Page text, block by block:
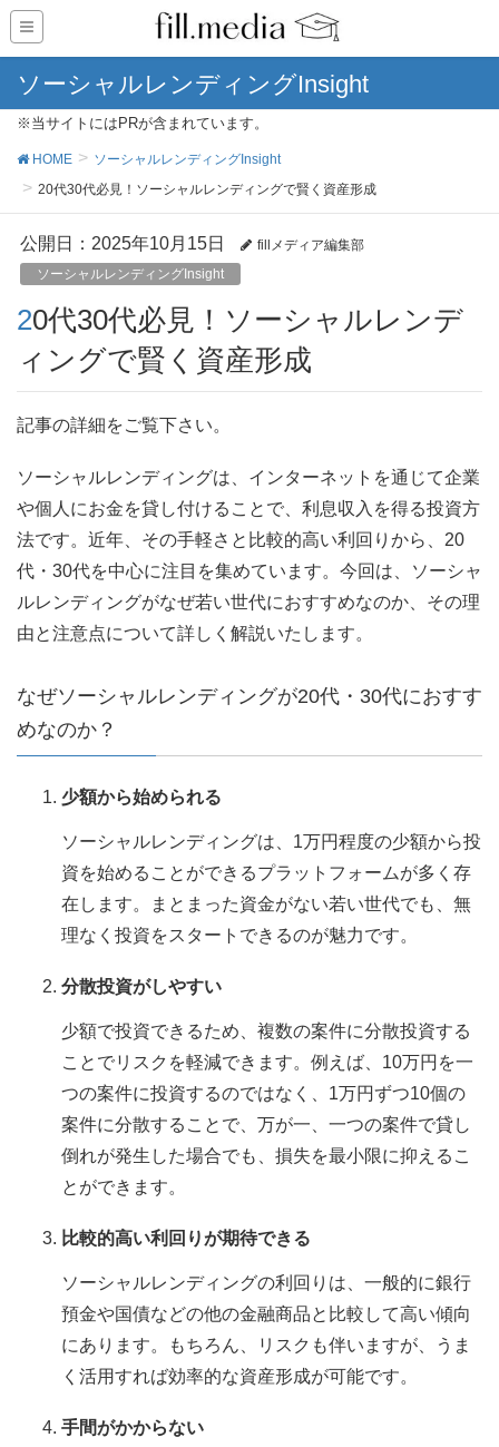
ソーシャルレンディングInsight
※当サイトにはPRが含まれています。
HOME
ソーシャルレンディングInsight
20代30代必見！ソーシャルレンディングで賢く資産形成
公開日： 2025年10月15日
fillメディア編集部
ソーシャルレンディングInsight
20代30代必見！ソーシャルレンデ
ィングで賢く資産形成
記事の詳細をご覧下さい。
ソーシャルレンディングは、インターネットを通じて企業
や個人にお金を貸し付けることで、利息収入を得る投資方
法です。近年、その手軽さと比較的高い利回りから、20
代・30代を中心に注目を集めています。今回は、ソーシャ
ルレンディングがなぜ若い世代におすすめなのか、その理
由と注意点について詳しく解説いたします。
なぜソーシャルレンディングが20代・30代におすす
めなのか？
少額から始められる
ソーシャルレンディングは、1万円程度の少額から投
資を始めることができるプラットフォームが多く存
在します。まとまった資金がない若い世代でも、無
理なく投資をスタートできるのが魅力です。
分散投資がしやすい
少額で投資できるため、複数の案件に分散投資する
ことでリスクを軽減できます。例えば、10万円を一
つの案件に投資するのではなく、1万円ずつ10個の
案件に分散することで、万が一、一つの案件で貸し
倒れが発生した場合でも、損失を最小限に抑えるこ
とができます。
比較的高い利回りが期待できる
ソーシャルレンディングの利回りは、一般的に銀行
預金や国債などの他の金融商品と比較して高い傾向
にあります。もちろん、リスクも伴いますが、うま
く活用すれば効率的な資産形成が可能です。
手間がかからない